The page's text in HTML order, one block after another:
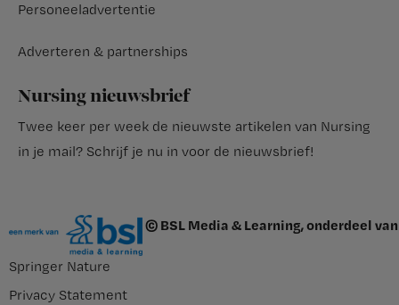
Personeeladvertentie
Adverteren & partnerships
Nursing nieuwsbrief
Twee keer per week de nieuwste artikelen van Nursing
in je mail? Schrijf je nu in voor de nieuwsbrief!
© BSL Media & Learning, onderdeel van
Springer Nature
Privacy Statement